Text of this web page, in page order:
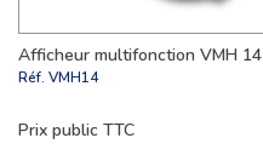
Afficheur multifonction VMH 14
Réf. VMH14
Prix public TTC